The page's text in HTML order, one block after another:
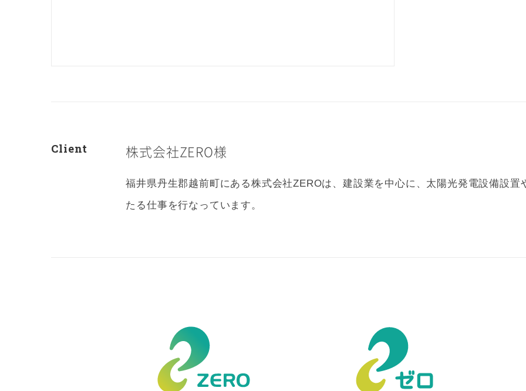
Client 株式会社ZERO様
福井県丹生郡越前町にある株式会社ZEROは、建設業を中心に、太陽光発電設備設
たる仕事を行なっています。